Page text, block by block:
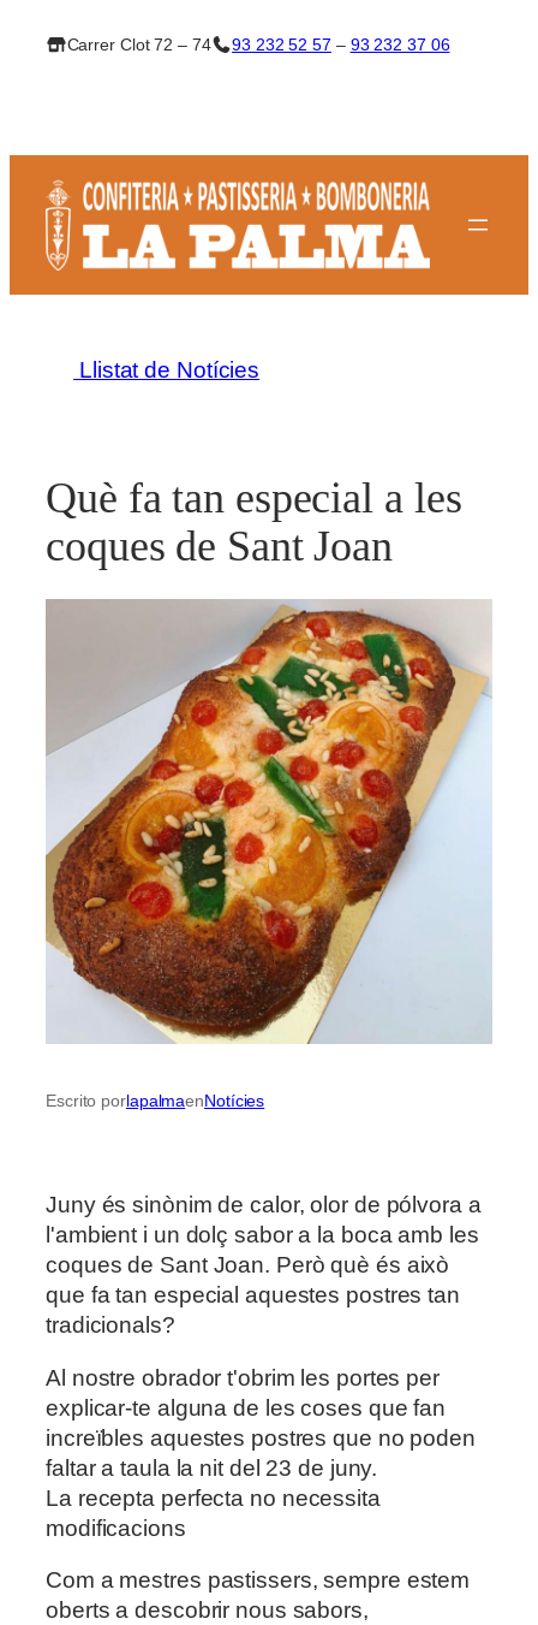
Carrer Clot 72 – 74 93 232 52 57 – 93 232 37 06
Llistat de Notícies
Què fa tan especial a les
coques de Sant Joan
Escrito porlapalmaenNotícies
Juny és sinònim de calor, olor de pólvora a
l'ambient i un dolç sabor a la boca amb les
coques de Sant Joan. Però què és això
que fa tan especial aquestes postres tan
tradicionals?
Al nostre obrador t'obrim les portes per
explicar-te alguna de les coses que fan
increïbles aquestes postres que no poden
faltar a taula la nit del 23 de juny.
La recepta perfecta no necessita
modificacions
Com a mestres pastissers, sempre estem
oberts a descobrir nous sabors,